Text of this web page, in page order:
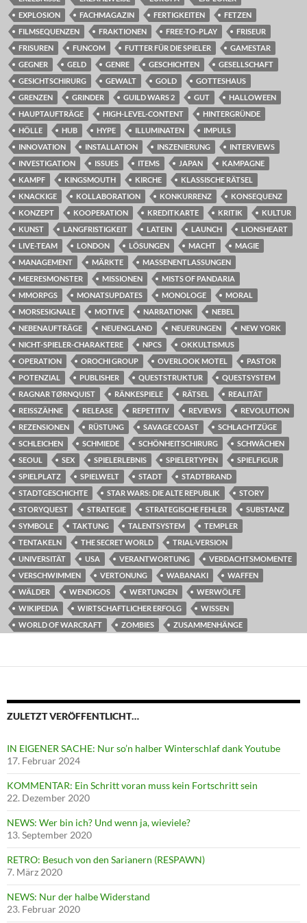
EXPLOSION
FACHMAGAZIN FERTIGKEITEN
FETZEN
FILMSEQUENZEN
FRAKTIONEN FREE-TO-PLAY
FRISEUR
FRISUREN
FUNCOM FUTTER FÜR DIE SPIELER
GAMESTAR
GEGNER
GELD GENRE GESCHICHTEN
GESELLSCHAFT
GESICHTSCHIRURG
GEWALT GOLD
GOTTESHAUS
GRENZEN
GRINDER GUILD WARS 2 GUT
HALLOWEEN
HAUPTAUFTRÄGE
HIGH-LEVEL-CONTENT
HINTERGRÜNDE
HÖLLE
HUB HYPE ILLUMINATEN
IMPULS
INNOVATION
INSTALLATION INSZENIERUNG
INTERVIEWS
INVESTIGATION
ISSUES ITEMS JAPAN
KAMPAGNE
KAMPF
KINGSMOUTH KIRCHE
KLASSISCHE RÄTSEL
KNACKIGE
KOLLABORATION KONKURRENZ
KONSEQUENZ
KONZEPT
KOOPERATION KREDITKARTE KRITIK
KULTUR
KUNST
LANGFRISTIGKEIT LATEIN LAUNCH
LIONSHEART
LIVE-TEAM
LONDON LÖSUNGEN MACHT
MAGIE
MANAGEMENT
MÄRKTE
MASSENENTLASSUNGEN
MEERESMONSTER
MISSIONEN
MISTS OF PANDARIA
MMORPGS
MONATSUPDATES MONOLOGE
MORAL
MORSESIGNALE
MOTIVE NARRATIONK
NEBEL
NEBENAUFTRÄGE
NEUENGLAND NEUERUNGEN
NEW YORK
NICHT-SPIELER-CHARAKTERE
NPCS
OKKULTISMUS
OPERATION
OROCHI GROUP OVERLOOK MOTEL
PASTOR
POTENZIAL
PUBLISHER QUESTSTRUKTUR
QUESTSYSTEM
RAGNAR TØRNQUIST
RÄNKESPIELE RÄTSEL
REALITÄT
REISSZÄHNE
RELEASE REPETITIV REVIEWS
REVOLUTION
REZENSIONEN
RÜSTUNG SAVAGE COAST
SCHLACHTZÜGE
SCHLEICHEN
SCHMIEDE SCHÖNHEITSCHIRURG
SCHWÄCHEN
SEOUL
SEX SPIELERLEBNIS SPIELERTYPEN
SPIELFIGUR
SPIELPLATZ
SPIELWELT STADT
STADTBRAND
STADTGESCHICHTE
STAR WARS: DIE ALTE REPUBLIK
STORY
STORYQUEST
STRATEGIE STRATEGISCHE FEHLER
SUBSTANZ
SYMBOLE
TAKTUNG TALENTSYSTEM
TEMPLER
TENTAKELN
THE SECRET WORLD
TRIAL-VERSION
UNIVERSITÄT
USA VERANTWORTUNG
VERDACHTSMOMENTE
VERSCHWIMMEN
VERTONUNG WABANAKI
WAFFEN
WÄLDER
WENDIGOS WERTUNGEN
WERWÖLFE
WIKIPEDIA
WIRTSCHAFTLICHER ERFOLG
WISSEN
WORLD OF WARCRAFT
ZOMBIES ZUSAMMENHÄNGE
ZULETZT VERÖFFENTLICHT…
IN EIGENER SACHE: Nur so’n halber Winterschlaf dank Youtube
17. Februar 2024
KOMMENTAR: Ein Schritt voran muss kein Fortschritt sein
22. Dezember 2020
NEWS: Wer bin ich? Und wenn ja, wieviele?
13. September 2020
RETRO: Besuch von den Sarianern (RESPAWN)
7. März 2020
NEWS: Nur der halbe Widerstand
23. Februar 2020